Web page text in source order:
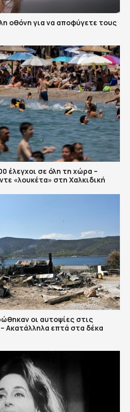
οθόνη για να αποφύγετε τους
έλεγχοι σε όλη τη χώρα –
«λουκέτα» στη Χαλκιδική
οι αυτοψίες στις
Ακατάλληλα επτά στα δέκα